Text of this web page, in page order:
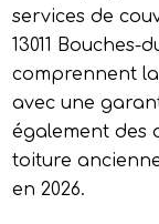
services de
13011
comprennent
avec une
également des
toiture
en 2026.